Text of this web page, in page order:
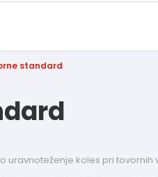
standard
uravnoteženje koles pri